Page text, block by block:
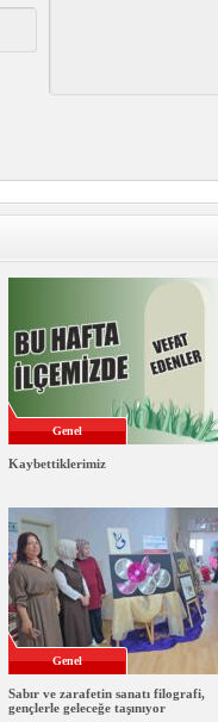
Genel
Kaybettiklerimiz
Genel
Sabır ve zarafetin sanatı filografi,
gençlerle geleceğe taşınıyor